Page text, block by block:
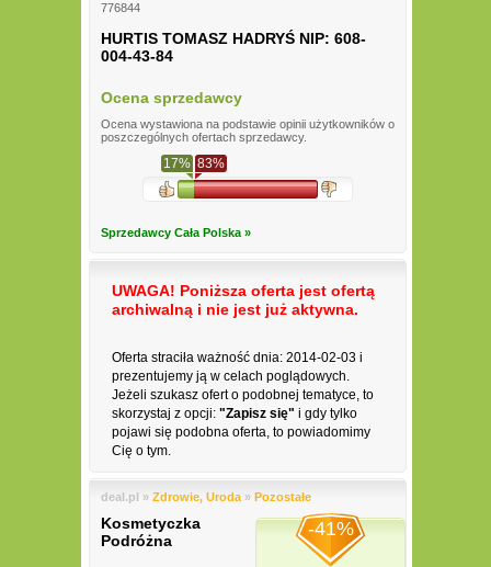
776844
HURTIS TOMASZ HADRYŚ NIP: 608-
004-43-84
Ocena sprzedawcy
Ocena wystawiona na podstawie opinii użytkowników o
poszczególnych ofertach sprzedawcy.
17% 83%
Sprzedawcy Cała Polska »
UWAGA! Poniższa oferta jest ofertą
archiwalną i nie jest już aktywna.
Oferta straciła ważność dnia: 2014-02-03 i
prezentujemy ją w celach poglądowych.
Jeżeli szukasz ofert o podobnej tematyce, to
skorzystaj z opcji: "Zapisz się" i gdy tylko
pojawi się podobna oferta, to powiadomimy
Cię o tym.
deal.pl » Zdrowie, Uroda » Pozostałe
Kosmetyczka
Podróżna
-41%